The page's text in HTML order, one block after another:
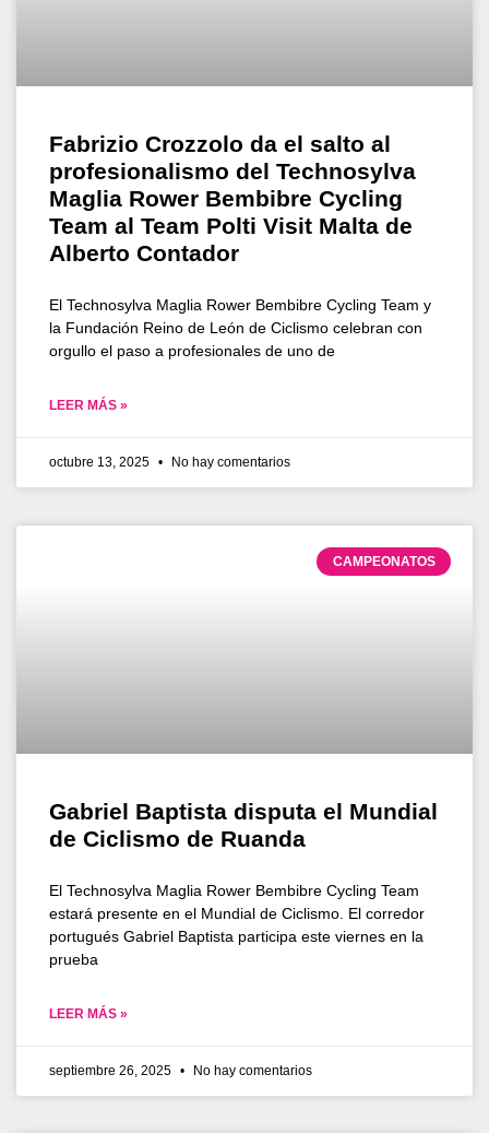
Fabrizio Crozzolo da el salto al
profesionalismo del Technosylva
Maglia Rower Bembibre Cycling
Team al Team Polti Visit Malta de
Alberto Contador
El Technosylva Maglia Rower Bembibre Cycling Team y
la Fundación Reino de León de Ciclismo celebran con
orgullo el paso a profesionales de uno de
LEER MÁS »
octubre 13, 2025 No hay comentarios
CAMPEONATOS
Gabriel Baptista disputa el Mundial
de Ciclismo de Ruanda
El Technosylva Maglia Rower Bembibre Cycling Team
estará presente en el Mundial de Ciclismo. El corredor
portugués Gabriel Baptista participa este viernes en la
prueba
LEER MÁS »
septiembre 26, 2025 No hay comentarios